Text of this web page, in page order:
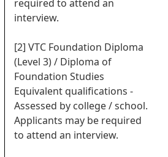
required to attend an
interview.
[2] VTC Foundation Diploma
(Level 3) / Diploma of
Foundation Studies
Equivalent qualifications -
Assessed by college / school.
Applicants may be required
to attend an interview.